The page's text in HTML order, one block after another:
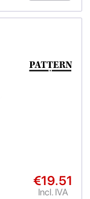
€19.51
Incl. IVA